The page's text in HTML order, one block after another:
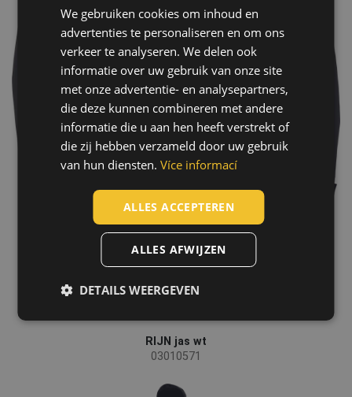
Laatst bezochte producten
RIJN jas wt
03010571
CZECH
HUNGARIAN
SLOVAK
ROMANIAN
POLISH
GERMAN
SPANISH
We gebruiken cookies om inhoud en
advertenties te personaliseren en om ons
verkeer te analyseren. We delen ook
informatie over uw gebruik van onze site
met onze advertentie- en analysepartners,
die deze kunnen combineren met andere
informatie die u aan hen heeft verstrekt of
die zij hebben verzameld door uw gebruik
van hun diensten. Více informací
ALLES ACCEPTEREN
ALLES AFWIJZEN
DETAILS WEERGEVEN